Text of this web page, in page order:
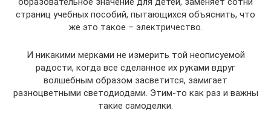
страниц учебных пособий, пытающихся объяснить, что
же это такое – электричество.
И никакими мерками не измерить той неописуемой
радости, когда все сделанное их руками вдруг
волшебным образом засветится, замигает
разноцветными светодиодами. Этим-то как раз и важны
такие самоделки.